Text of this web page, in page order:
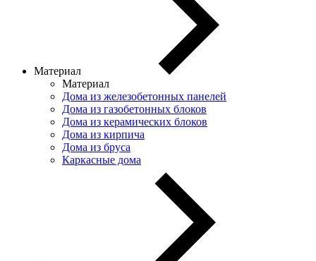
Материал
Материал
Дома из железобетонных панелей
Дома из газобетонных блоков
Дома из керамических блоков
Дома из кирпича
Дома из бруса
Каркасные дома